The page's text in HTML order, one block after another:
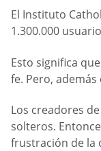
El Instituto
1.300.000
Esto significa
fe. Pero,
Los creadores
solteros.
frustración de la